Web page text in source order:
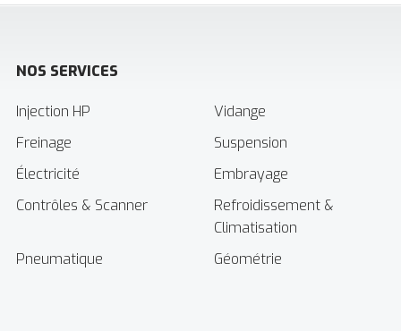
NOS SERVICES
Injection HP
Vidange
Freinage
Suspension
Électricité
Embrayage
Contrôles & Scanner
Refroidissement &
Climatisation
Pneumatique
Géométrie